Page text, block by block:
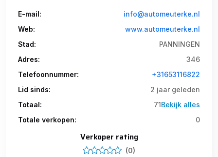
E-mail:
info@automeuterke.nl
Web:
www.automeuterke.nl
Stad:
PANNINGEN
Adres:
346
Telefoonnummer:
+31653116822
Lid sinds:
2 jaar geleden
Totaal:
71Bekijk alles
Totale verkopen:
0
Verkoper rating
(0)